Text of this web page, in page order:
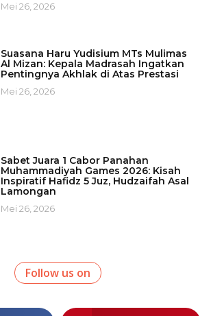
Mei 26, 2026
Suasana Haru Yudisium MTs Mulimas
Al Mizan: Kepala Madrasah Ingatkan
Pentingnya Akhlak di Atas Prestasi
Mei 26, 2026
Sabet Juara 1 Cabor Panahan
Muhammadiyah Games 2026: Kisah
Inspiratif Hafidz 5 Juz, Hudzaifah Asal
Lamongan
Mei 26, 2026
Follow us on